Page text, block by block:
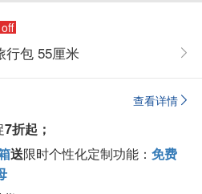
行包 55厘米
查看详情
7折起；
送限时个性化定制功能： 免费